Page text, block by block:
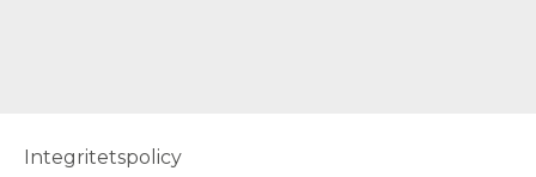
Integritetspolicy